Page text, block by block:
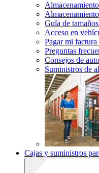
Guía de
Acceso en
Pagar mi
Preguntas
Consejos de
Suministros de
Cajas y suministros